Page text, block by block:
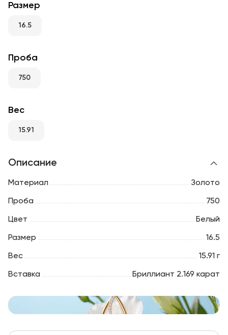
Размер
16.5
Проба
750
Вес
15.91
Описание
Материал Золото
Проба 750
Цвет Белый
Размер 16.5
Вес 15.91 г
Вставка Бриллиант 2.169 карат